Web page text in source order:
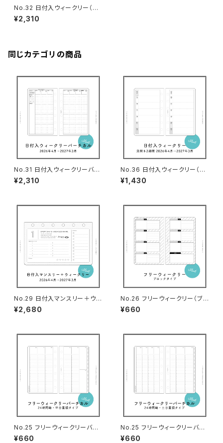
No.32 日付入ウィークリー（タ
スク＆習慣管理・ミニ6サイズ）
¥2,310
同じカテゴリの商品
No.31 日付入ウィークリーバー
チカル（ミニ6サイズ）
¥2,310
No.36 日付入ウィークリー（見
開き2週間・ミニ6サイズ）
¥1,430
No.29 日付入マンスリー＋ウィ
ークリー（ミニ6サイズ）
¥2,680
No.26 フリーウィークリー（ブ
ロックタイプ・ミニ6サイズ）
¥660
No.25 フリーウィークリーバー
チカル（平日重視タイプ・ミニ6サ
¥660
No.25 フリーウィークリーバー
チカル（土日重視タイプ・ミニ6サ
¥660